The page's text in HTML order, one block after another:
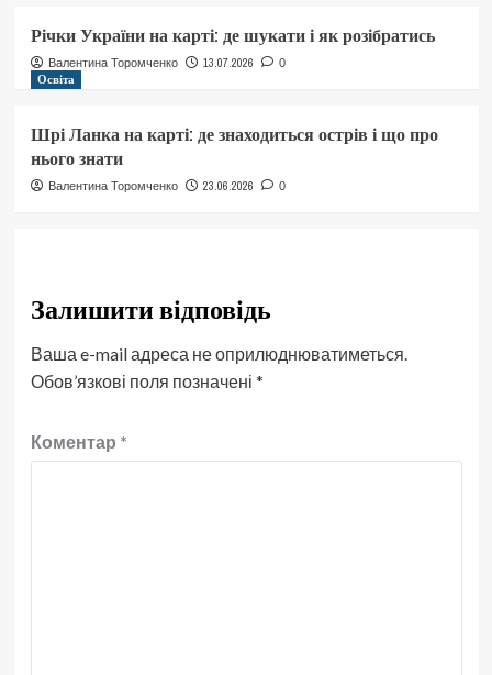
Річки України на карті: де шукати і як розібратись
Валентина Торомченко 13.07.2026 0
Освіта
Шрі Ланка на карті: де знаходиться острів і що про
нього знати
Валентина Торомченко 23.06.2026 0
Залишити відповідь
Ваша e-mail адреса не оприлюднюватиметься.
Обов’язкові поля позначені *
Коментар *